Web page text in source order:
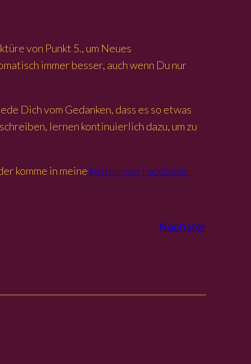
von Punkt 5., um Neues
immer besser, auch wenn Du nur
Dich vom Gedanken, dass es so etwas
lernen kontinuierlich dazu, um zu
komme in meine kostenlose Facebook-
Nächster